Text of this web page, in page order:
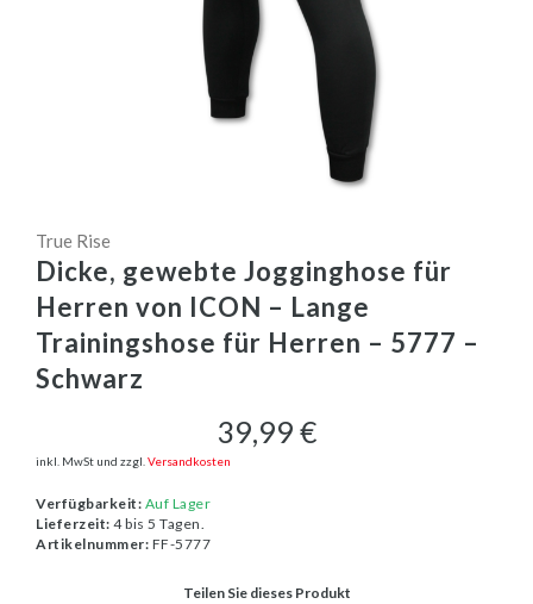
True Rise
Dicke, gewebte Jogginghose für
Herren von ICON – Lange
Trainingshose für Herren – 5777 –
Schwarz
39,99 €
inkl. MwSt und zzgl. Versandkosten
Verfügbarkeit: Auf Lager
Lieferzeit: 4 bis 5 Tagen.
Artikelnummer: FF-5777
Teilen Sie dieses Produkt